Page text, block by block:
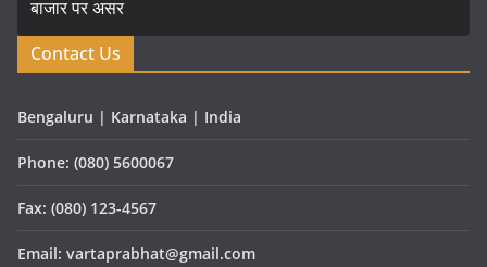
Contact Us
Bengaluru | Karnataka | India
Phone: (080) 5600067
Fax: (080) 123-4567
Email: vartaprabhat@gmail.com